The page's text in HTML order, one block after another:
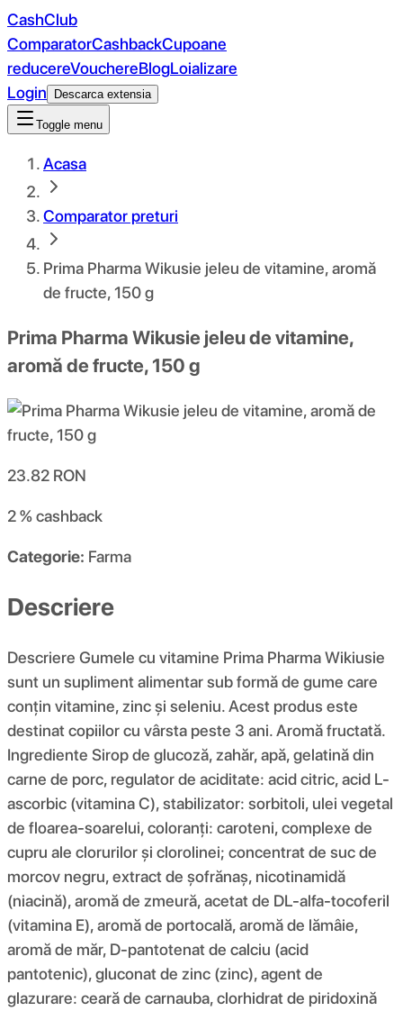
CashClub
ComparatorCashbackCupoane
reducereVouchereBlogLoializare
Login
Descarca extensia
Toggle menu
Acasa
Comparator preturi
Prima Pharma Wikusie jeleu de vitamine, aromă
de fructe, 150 g
Prima Pharma Wikusie jeleu de vitamine,
aromă de fructe, 150 g
23.82 RON
2 %cashback
Categorie: Farma
Descriere
Descriere Gumele cu vitamine Prima Pharma Wikiusie
sunt un supliment alimentar sub formă de gume care
conțin vitamine, zinc și seleniu. Acest produs este
destinat copiilor cu vârsta peste 3 ani. Aromă fructată.
Ingrediente Sirop de glucoză, zahăr, apă, gelatină din
carne de porc, regulator de aciditate: acid citric, acid L-
ascorbic (vitamina C), stabilizator: sorbitoli, ulei vegetal
de floarea-soarelui, coloranți: caroteni, complexe de
cupru ale clorurilor și clorolinei; concentrat de suc de
morcov negru, extract de șofrănaș, nicotinamidă
(niacină), aromă de zmeură, acetat de DL-alfa-tocoferil
(vitamina E), aromă de portocală, aromă de lămâie,
aromă de măr, D-pantotenat de calciu (acid
pantotenic), gluconat de zinc (zinc), agent de
glazurare: ceară de carnauba, clorhidrat de piridoxină